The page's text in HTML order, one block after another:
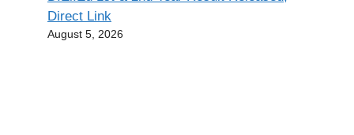
Direct Link
August 5, 2026